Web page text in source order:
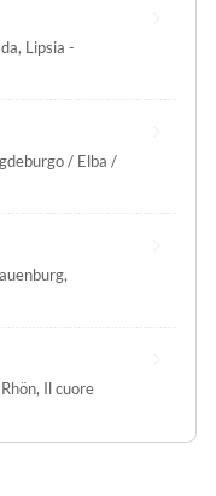
, Lipsia -
/ Elba /
,
Rhön, Il cuore